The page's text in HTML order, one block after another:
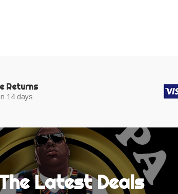
Returns
14 days
Latest Deals